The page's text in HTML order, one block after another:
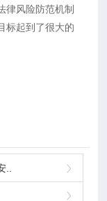
律风险防范机制
标起到了很大的
..